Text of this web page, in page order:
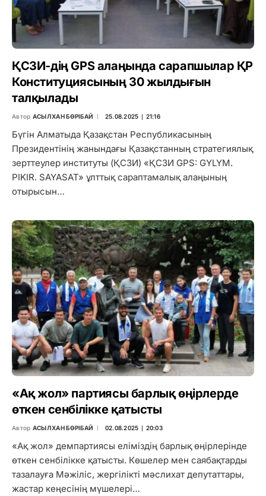
ҚСЗИ-дің GPS алаңында сарапшылар ҚР
Конституциясының 30 жылдығын
талқылады
Автор АСЫЛХАН БӨРІБАЙ 25.08.2025 ∣ 21:16
Бүгін Алматыда Қазақстан Республикасының
Президентінің жанындағы Қазақстанның стратегиялық
зерттеулер институты (ҚСЗИ) «ҚСЗИ GPS: GYLYM.
PIKIR. SAYASAT» ұлттық сараптамалық алаңының
отырысын…
«Ақ жол» партиясы барлық өңірлерде
өткен сенбілікке қатысты
Автор АСЫЛХАН БӨРІБАЙ 02.08.2025 ∣ 20:03
«Ақ жол» демпартиясы еліміздің барлық өңірлерінде
өткен сенбілікке қатысты. Көшелер мен саябақтарды
тазалауға Мәжіліс, жергілікті мәслихат депутаттары,
жастар кеңесінің мүшелері…